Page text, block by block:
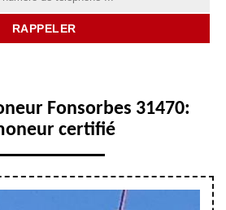
Fonsorbes 31470:
certifié